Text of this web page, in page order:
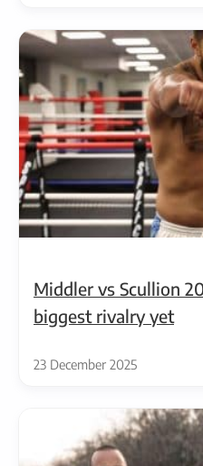
Middler vs Scullion
biggest rivalry yet
23 December 2025